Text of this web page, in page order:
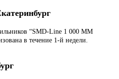
“SMD-Line 1 000 ММ
в течение 1-й недели.